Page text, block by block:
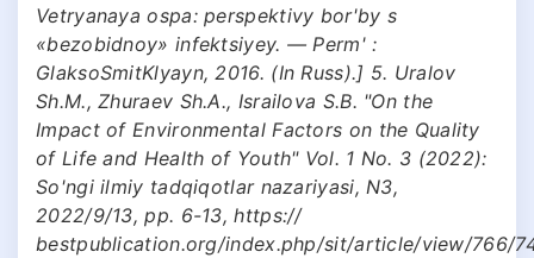
Vetryanaya ospa: perspektivy bor'by s
«bezobidnoy» infektsiyey. — Perm' :
GlaksoSmitKlyayn, 2016. (In Russ).] 5. Uralov
Sh.M., Zhuraev Sh.A., Israilova S.B. "On the
Impact of Environmental Factors on the Quality
of Life and Health of Youth" Vol. 1 No. 3 (2022):
So'ngi ilmiy tadqiqotlar nazariyasi, N3,
2022/9/13, pp. 6-13, https://
bestpublication.org/index.php/sit/article/view/766/